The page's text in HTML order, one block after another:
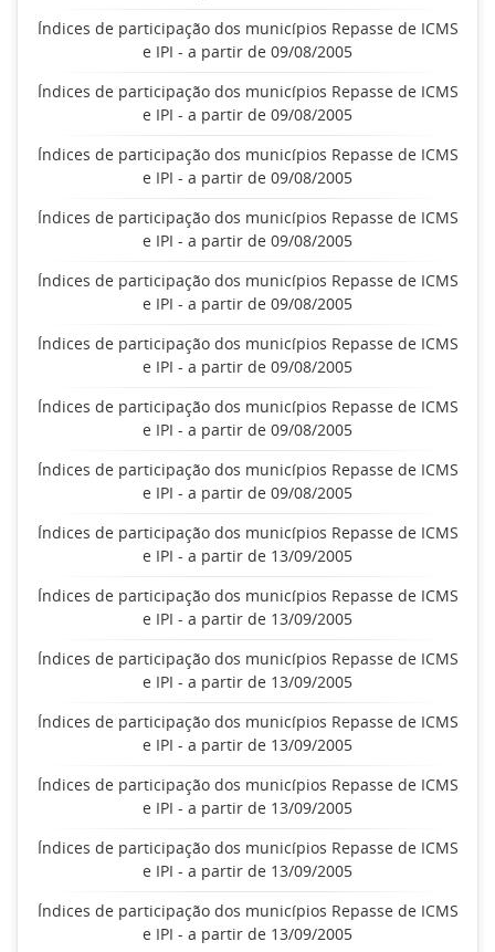
Índices de participação dos municípios Repasse de ICMS
e IPI - a partir de 09/08/2005
Índices de participação dos municípios Repasse de ICMS
e IPI - a partir de 09/08/2005
Índices de participação dos municípios Repasse de ICMS
e IPI - a partir de 09/08/2005
Índices de participação dos municípios Repasse de ICMS
e IPI - a partir de 09/08/2005
Índices de participação dos municípios Repasse de ICMS
e IPI - a partir de 09/08/2005
Índices de participação dos municípios Repasse de ICMS
e IPI - a partir de 09/08/2005
Índices de participação dos municípios Repasse de ICMS
e IPI - a partir de 09/08/2005
Índices de participação dos municípios Repasse de ICMS
e IPI - a partir de 09/08/2005
Índices de participação dos municípios Repasse de ICMS
e IPI - a partir de 13/09/2005
Índices de participação dos municípios Repasse de ICMS
e IPI - a partir de 13/09/2005
Índices de participação dos municípios Repasse de ICMS
e IPI - a partir de 13/09/2005
Índices de participação dos municípios Repasse de ICMS
e IPI - a partir de 13/09/2005
Índices de participação dos municípios Repasse de ICMS
e IPI - a partir de 13/09/2005
Índices de participação dos municípios Repasse de ICMS
e IPI - a partir de 13/09/2005
Índices de participação dos municípios Repasse de ICMS
e IPI - a partir de 13/09/2005